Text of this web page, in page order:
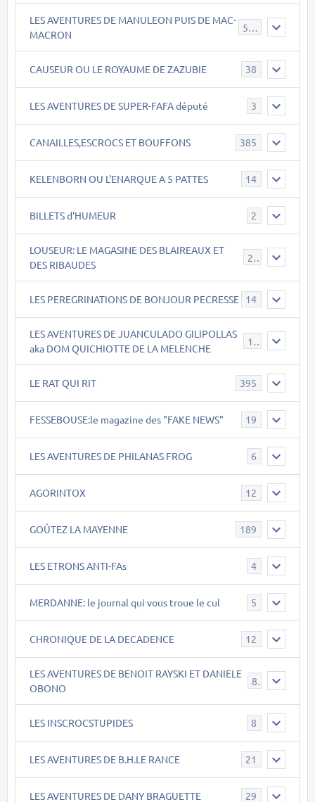
LES AVENTURES DE MANULEON PUIS DE MAC-
MACRON
543
CAUSEUR OU LE ROYAUME DE ZAZUBIE 38
LES AVENTURES DE SUPER-FAFA député 3
CANAILLES,ESCROCS ET BOUFFONS 385
KELENBORN OU L'ENARQUE A 5 PATTES 14
BILLETS d'HUMEUR 2
LOUSEUR: LE MAGASINE DES BLAIREAUX ET
DES RIBAUDES
21
LES PEREGRINATIONS DE BONJOUR PECRESSE 14
LES AVENTURES DE JUANCULADO GILIPOLLAS
aka DOM QUICHIOTTE DE LA MELENCHE
119
LE RAT QUI RIT 395
FESSEBOUSE:le magazine des "FAKE NEWS" 19
LES AVENTURES DE PHILANAS FROG 6
AGORINTOX 12
GOÛTEZ LA MAYENNE 189
LES ETRONS ANTI-FAs 4
MERDANNE: le journal qui vous troue le cul 5
CHRONIQUE DE LA DECADENCE 12
LES AVENTURES DE BENOIT RAYSKI ET DANIELE
OBONO
8
LES INSCROCSTUPIDES 8
LES AVENTURES DE B.H.LE RANCE 21
LES AVENTURES DE DANY BRAGUETTE 29